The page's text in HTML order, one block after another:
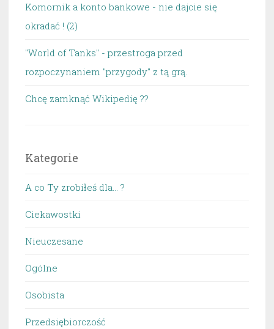
Komornik a konto bankowe - nie dajcie się
okradać ! (2)
"World of Tanks" - przestroga przed
rozpoczynaniem "przygody" z tą grą.
Chcę zamknąć Wikipedię ??
Kategorie
A co Ty zrobiłeś dla… ?
Ciekawostki
Nieuczesane
Ogólne
Osobista
Przedsiębiorczość